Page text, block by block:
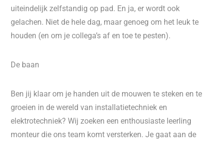
uiteindelijk zelfstandig op pad. En ja, er wordt ook
gelachen. Niet de hele dag, maar genoeg om het leuk te
houden (en om je collega’s af en toe te pesten).
De baan
Ben jij klaar om je handen uit de mouwen te steken en te
groeien in de wereld van installatietechniek en
elektrotechniek? Wij zoeken een enthousiaste leerling
monteur die ons team komt versterken. Je gaat aan de